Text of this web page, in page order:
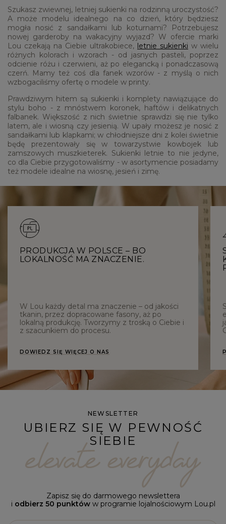
Szukasz zwiewnej, letniej sukienki na rodzinną uroczystość?
A może modelu idealnego na co dzień, który będziesz
mogła nosić z sandałkami lub koturnami? Potrzebujesz
nowej garderoby na wakacyjny wyjazd? W ofercie marki
Lou czekają na Ciebie ultrakobiece, letnie sukienki w wielu
różnych kolorach i wzorach - od jasnych pasteli, poprzez
odcienie różu i czerwieni, aż po elegancką i ponadczasową
czerń. Mamy też coś dla fanek wzorów - z myślą o nich
wzbogaciliśmy ofertę o modele w printy.
Prawdziwym hitem są sukienki i komplety nawiązujące do
stylu boho - z mnóstwem koronek, haftów i delikatnych
falbanek. Większość z nich świetnie sprawdzi się nie tylko
latem, ale i wiosną czy jesienią. W upały możesz je nosić z
sandałkami lub klapkami; w chłodniejsze dni z kolei świetnie
będę prezentowały się w towarzystwie kowbojek lub
zamszowych muszkieterek. Sukienki letnie to nie jedyne,
co dla Ciebie przygotowaliśmy - w asortymencie posiadamy
też modele idealne na wiosnę, jesień i zimę.
PRODUKCJA W POLSCE – BO
LOKALNOŚĆ MA ZNACZENIE.
W Lou każdy detal ma znaczenie – od jakości
tkanin, przez dopracowane fasony, aż po
lokalną produkcję. Tworzymy z troską o Ciebie i
z szacunkiem do procesu.
DOWIEDZ SIĘ WIĘCEJ O NAS
NEWSLETTER
UBIERZ SIĘ W PEWNOŚĆ
SIEBIE
Zapisz się do darmowego newslettera
i odbierz 50 punktóww programie lojalnościowym Lou.pl